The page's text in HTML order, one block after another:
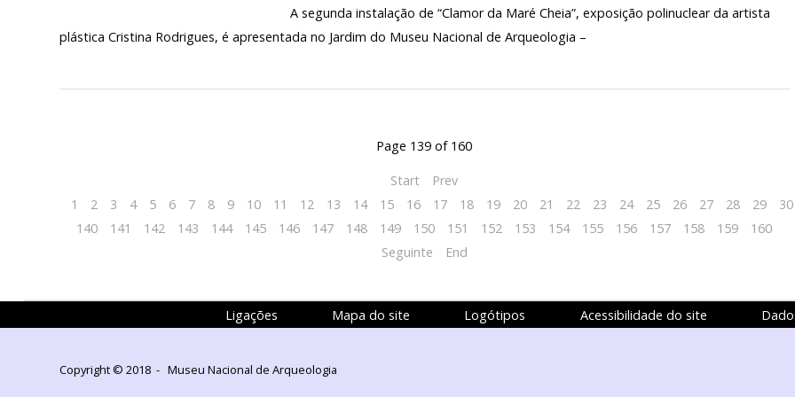
A segunda instalação de “Clamor da Maré Cheia”, exposição polinuclear da artista
plástica Cristina Rodrigues, é apresentada no Jardim do Museu Nacional de Arqueologia –
Page 139 of 160
Start
Prev
1
2 3 4 5 6 7 8 9 10 11 12 13 14 15 16 17 18 19 20 21 22 23 24 25 26 27 28 29 30
140
141 142 143 144 145 146 147 148 149 150 151 152 153 154 155 156 157 158 159
160
Seguinte
End
Ligações Mapa do site Logótipos Acessibilidade do site
Copyright © 2018 - Museu Nacional de Arqueologia